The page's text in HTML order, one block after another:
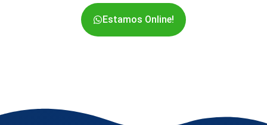
Estamos Online!